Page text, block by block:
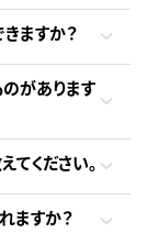
ますか？
があります
てください。
ますか？